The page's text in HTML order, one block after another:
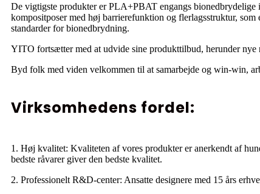
De vigtigste produkter er PLA+PBAT engangs
kompositposer med høj barrierefunktion og flerlagsstruktur,
standarder for bionedbrydning.
YITO fortsætter med at udvide sine produkttilbud, herunder
Byd folk med viden velkommen til at samarbejde og win-win,
Virksomhedens fordel:
1. Høj kvalitet: Kvaliteten af ​​vores produkter er anerkendt af
bedste råvarer giver den bedste kvalitet.
2. Professionelt R&D-center: Ansatte designere med 15 års